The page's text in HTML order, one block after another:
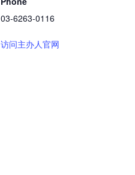
03-6263-0116
访问主办人官网